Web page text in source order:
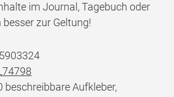
im Journal, Tagebuch oder
zur Geltung!
beschreibbare Aufkleber,